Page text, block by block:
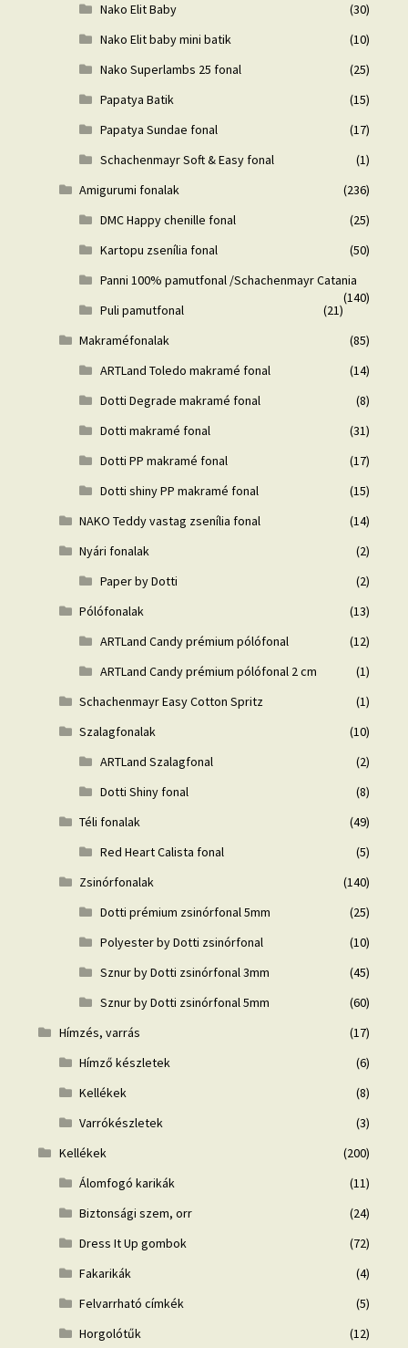
Nako Elit Baby
(30)
Nako Elit baby mini batik
(10)
Nako Superlambs 25 fonal
(25)
Papatya Batik
(15)
Papatya Sundae fonal
(17)
Schachenmayr Soft & Easy fonal
(1)
Amigurumi fonalak
(236)
DMC Happy chenille fonal
(25)
Kartopu zsenília fonal
(50)
Panni 100% pamutfonal /Schachenmayr Catania
(140)
Puli pamutfonal
(21)
Makraméfonalak
(85)
ARTLand Toledo makramé fonal
(14)
Dotti Degrade makramé fonal
(8)
Dotti makramé fonal
(31)
Dotti PP makramé fonal
(17)
Dotti shiny PP makramé fonal
(15)
NAKO Teddy vastag zsenília fonal
(14)
Nyári fonalak
(2)
Paper by Dotti
(2)
Pólófonalak
(13)
ARTLand Candy prémium pólófonal
(12)
ARTLand Candy prémium pólófonal 2 cm
(1)
Schachenmayr Easy Cotton Spritz
(1)
Szalagfonalak
(10)
ARTLand Szalagfonal
(2)
Dotti Shiny fonal
(8)
Téli fonalak
(49)
Red Heart Calista fonal
(5)
Zsinórfonalak
(140)
Dotti prémium zsinórfonal 5mm
(25)
Polyester by Dotti zsinórfonal
(10)
Sznur by Dotti zsinórfonal 3mm
(45)
Sznur by Dotti zsinórfonal 5mm
(60)
Hímzés, varrás
(17)
Hímző készletek
(6)
Kellékek
(8)
Varrókészletek
(3)
Kellékek
(200)
Álomfogó karikák
(11)
Biztonsági szem, orr
(24)
Dress It Up gombok
(72)
Fakarikák
(4)
Felvarrható címkék
(5)
Horgolótűk
(12)